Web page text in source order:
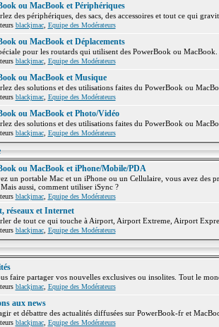
ou MacBook et Périphériques
des périphériques, des sacs, des accessoires et tout ce qui
blackjmac, Equipe des Modérateurs
ou MacBook et Déplacements
pour les routards qui utilisent des PowerBook ou
blackjmac, Equipe des Modérateurs
ou MacBook et Musique
des solutions et des utilisations faites du PowerBook ou
blackjmac, Equipe des Modérateurs
ou MacBook et Photo/Vidéo
des solutions et des utilisations faites du PowerBook ou
blackjmac, Equipe des Modérateurs
ou MacBook et iPhone/Mobile/PDA
un portable Mac et un iPhone ou un Cellulaire, vous avez des
aussi, comment utiliser iSync ?
blackjmac, Equipe des Modérateurs
réseaux et Internet
de tout ce qui touche à Airport, Airport Extreme, Airport
blackjmac, Equipe des Modérateurs
faire partager vos nouvelles exclusives ou insolites. Tout le
blackjmac, Equipe des Modérateurs
aux news
et débattre des actualités diffusées sur PowerBook-fr et
blackjmac, Equipe des Modérateurs